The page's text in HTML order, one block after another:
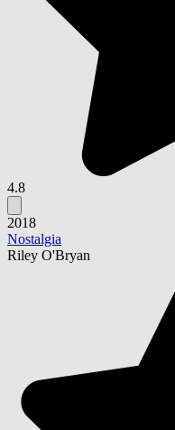
4.8
2018
Nostalgia
Riley O'Bryan